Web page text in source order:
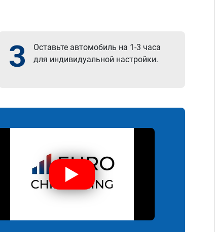
3
Оставьте автомобиль на 1-3 часа
для индивидуальной настройки.